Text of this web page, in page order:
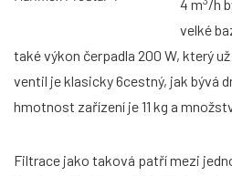
4 m /h
velké
také výkon čerpadla 200 W, který
ventil je klasicky 6cestný, jak bývá
hmotnost zařízení je 11 kg a
Filtrace jako taková patří mezi